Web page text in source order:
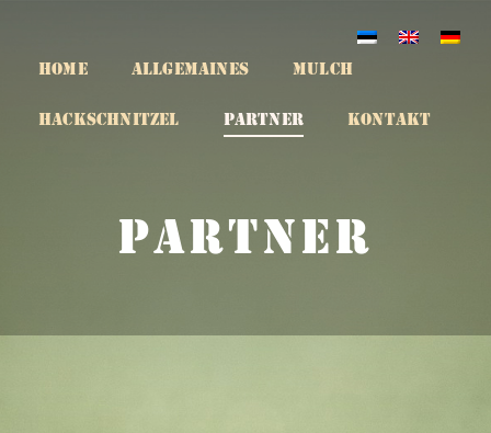
HOME ALLGEMAINES MULCH
HACKSCHNITZEL PARTNER KONTAKT
PARTNER